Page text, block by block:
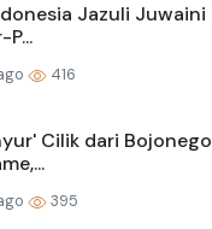
Jazuli Juwaini
416
Cilik dari
395